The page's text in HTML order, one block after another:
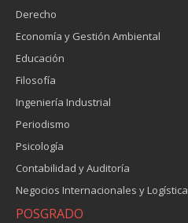
Derecho
Economía y Gestión Ambiental
Educación
Filosofía
Ingeniería Industrial
Periodismo
Psicología
Contabilidad y Auditoría
Negocios Internacionales y Logística
POSGRADO